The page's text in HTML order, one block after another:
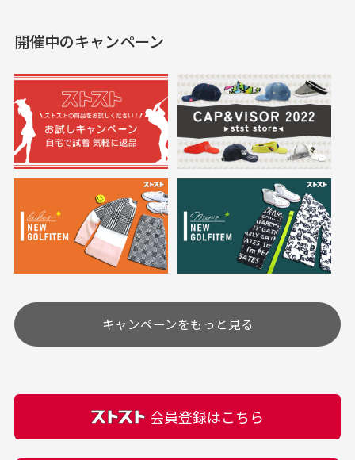
満足です。
30代女性
高価なブルゾンがお
高価なブルゾンがお安く
購入できました。状態も
最高でした。
30代女性
いつも素敵な商品を
す
美品です。いつも素敵な
商品をありがとうござい
ます。
送料はいくらかかりますか？
何点ご購入頂いた場合も全国一律で800円とさせて頂
いております。(1配送先につき)
また5,000円(税込)以上お買い物をして頂けた場合は送
料無料となります。
※必ず１つのショッピングカートに複数商品を入れて
ご注文下さいませ。
定休日はありますか？
土.日.祝日は定休日となっております。
その他の休日につきましてはサイト上にて告知させて
頂きます。
カートの有効時間はありますか？
実寸サイズについて
一点一点手作業で計測しておりますので、若干の誤
差が生じる場合がございます。
においについて
ユーズド商品の特性故、メンテンスを行っておりま
すが、におい（煙草、香水、お香、古着特有の香
り、柔軟剤等)が付着している場合がございます。
付属品について
付属品の記載につきましては、弊社に入荷した時点
ある場合もございます。
開催中のキャンペーン
キャンペーンをもっと見る
会員登録はこちら